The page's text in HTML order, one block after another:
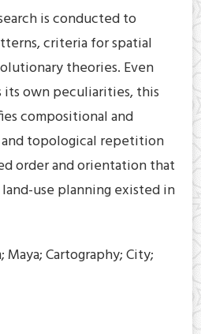
is conducted to
criteria for spatial
theories. Even
its own peculiarities, this
compositional and
topological repetition
order and orientation that
use planning existed in
Maya; Cartography; City;